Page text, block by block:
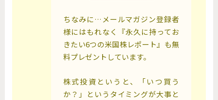
ちなみに…メールマガジン登録者
様にはもれなく『永久に持ってお
きたい6つの米国株レポート』も無
料プレゼントしています。
株式投資というと、「いつ買う
か？」というタイミングが大事と